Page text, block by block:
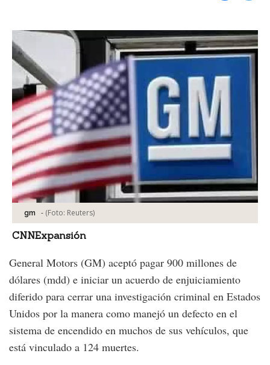
gm - (Foto: Reuters)
CNNExpansión
General Motors (GM) aceptó pagar 900 millones de
dólares (mdd) e iniciar un acuerdo de enjuiciamiento
diferido para cerrar una investigación criminal en Estados
Unidos por la manera como manejó un defecto en el
sistema de encendido en muchos de sus vehículos, que
está vinculado a 124 muertes.